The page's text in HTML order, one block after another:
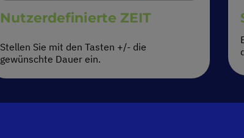
Nutzerdefinierte ZEIT
Stellen Sie mit den Tasten +/- die
gewünschte Dauer ein.